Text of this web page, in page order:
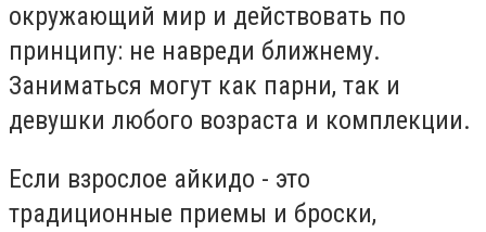
окружающий мир и действовать по
принципу: не навреди ближнему.
Заниматься могут как парни, так и
девушки любого возраста и комплекции.
Если взрослое айкидо - это
традиционные приемы и броски,